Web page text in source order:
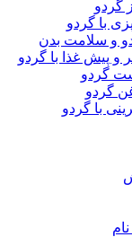
گردو
با گردو
و سلامت بدن
و پیش غذا با گردو
گردو
گردو
با گردو